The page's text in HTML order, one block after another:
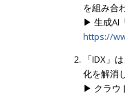
を組み合
▶ 生成AI
https://
「IDX」
化を解消
▶ クラウ